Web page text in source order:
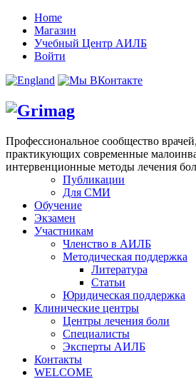
Home
Магазин
Учебный Центр АИЛБ
Войти
Профессиональное сообщество врачей,
практикующих современные
интервенционные методы лечения
Публикации
Для СМИ
Обучение
Экзамен
Участникам
Членство в АИЛБ
Методическая поддержка
Литература
Статьи
Юридическая поддержка
Клинические центры
Центры лечения боли
Специалисты
Эксперты АИЛБ
Контакты
WELCOME